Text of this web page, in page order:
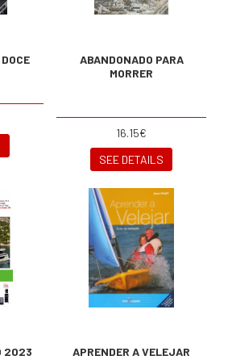
ABANDONADO PARA
MORRER
16.15€
SEE DETAILS
2023 APRENDER A VELEJAR